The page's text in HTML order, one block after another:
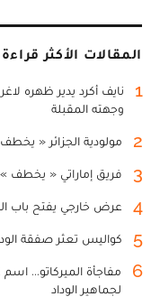
المقالات الأكثر قراءة
1
نايف أكرد يدير ظهره
وجهته المقبلة
2 مولودية الجزائر «
3 فريق إماراتي « يخطف »
4 عرض خارجي يفتح باب
5 كواليس تعثر صفقة
6
مفاجأة الميركاتو...
لجماهير الوداد